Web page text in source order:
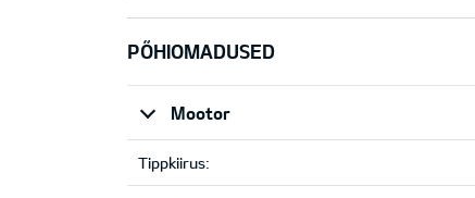
PÕHIOMADUSED
Mootor
Tippkiirus: